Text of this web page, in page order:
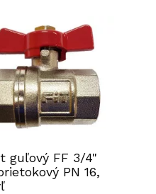
guľový FF 3/4"
PN 16,